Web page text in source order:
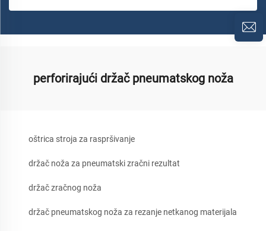
perforirajući držač pneumatskog noža
oštrica stroja za raspršivanje
držač noža za pneumatski zračni rezultat
držač zračnog noža
držač pneumatskog noža za rezanje netkanog materijala